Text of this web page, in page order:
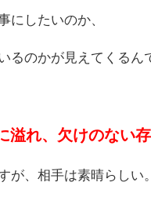
にしたいのか、
るのかが見えてくるん
溢れ、欠けのない
が、相手は素晴らし